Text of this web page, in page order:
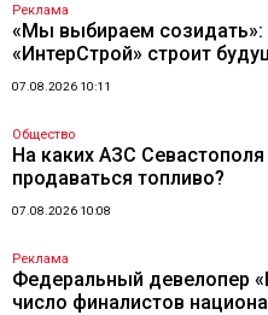
Реклама
«Мы выбираем созидать»:
«ИнтерСтрой» строит
07.08.2026 10:11
Общество
На каких АЗС
продаваться топливо?
07.08.2026 10:08
Реклама
Федеральный девелопер
число финалистов